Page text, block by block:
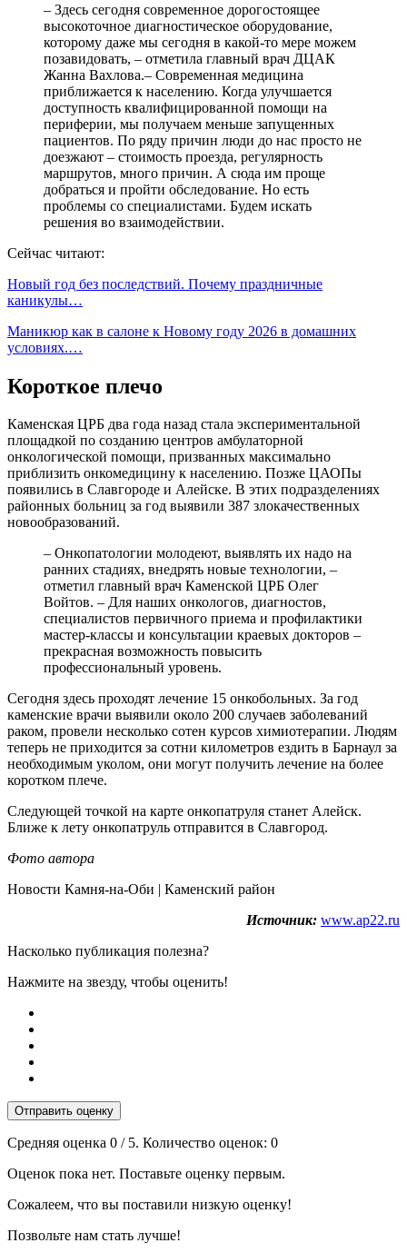
– Здесь сегодня современное дорогостоящее
высокоточное диагностическое оборудование,
которому даже мы сегодня в какой-то мере можем
позавидовать, – отметила главный врач ДЦАК
Жанна Вахлова.– Современная медицина
приближается к населению. Когда улучшается
доступность квалифицированной помощи на
периферии, мы получаем меньше запущенных
пациентов. По ряду причин люди до нас просто не
доезжают – стоимость проезда, регулярность
маршрутов, много причин. А сюда им проще
добраться и пройти обследование. Но есть
проблемы со специалистами. Будем искать
решения во взаимодействии.
Сейчас читают:
Новый год без последствий. Почему праздничные
каникулы…
Маникюр как в салоне к Новому году 2026 в домашних
условиях.…
Короткое плечо
Каменская ЦРБ два года назад стала экспериментальной
площадкой по созданию центров амбулаторной
онкологической помощи, призванных максимально
приблизить онкомедицину к населению. Позже ЦАОПы
появились в Славгороде и Алейске. В этих подразделениях
районных больниц за год выявили 387 злокачественных
новообразований.
– Онкопатологии молодеют, выявлять их надо на
ранних стадиях, внедрять новые технологии, –
отметил главный врач Каменской ЦРБ Олег
Войтов. – Для наших онкологов, диагностов,
специалистов первичного приема и профилактики
мастер-классы и консультации краевых докторов –
прекрасная возможность повысить
профессиональный уровень.
Сегодня здесь проходят лечение 15 онкобольных. За год
каменские врачи выявили около 200 случаев заболеваний
раком, провели несколько сотен курсов химиотерапии. Людям
теперь не приходится за сотни километров ездить в Барнаул за
необходимым уколом, они могут получить лечение на более
коротком плече.
Следующей точкой на карте онкопатруля станет Алейск.
Ближе к лету онкопатруль отправится в Славгород.
Фото автора
Новости Камня-на-Оби | Каменский район
Источник: www.ap22.ru
Насколько публикация полезна?
Нажмите на звезду, чтобы оценить!
Отправить оценку
Средняя оценка 0 / 5. Количество оценок: 0
Оценок пока нет. Поставьте оценку первым.
Сожалеем, что вы поставили низкую оценку!
Позвольте нам стать лучше!